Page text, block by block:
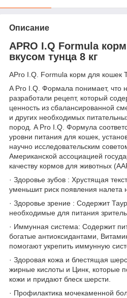
Описание
APRO I.Q Formula
вкусом тунца 8 кг
АPro I.Q. Formula корм для кошек
A Pro I.Q. Формала понимает,
разработали рецепт, который
ценность из сбалансированной
и других необходимых
пород. A Pro I.Q. Формула
уровни питания для кошек,
научно исследовательским
Американской ассоциацией
качеству кормов для животных
· Здоровье зубов : Хрустящая
уменьшит риск появления налета
· Здоровье зрение : Содержит
необходимые для питания
· Иммунная система: Содержит
богатые антиоксидантами,
помогают укрепить иммунную
· Здоровая кожа и блестящая
жирные кислоты и Цинк, которые
кожи и придают блеск шерсти.
· Профилактика мочекаменной